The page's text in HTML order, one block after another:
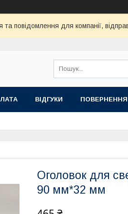
повідомлення для компанії,
ВIДГУКИ ПОВЕРНЕННЯ
Оголовок для
90 мм*32 мм